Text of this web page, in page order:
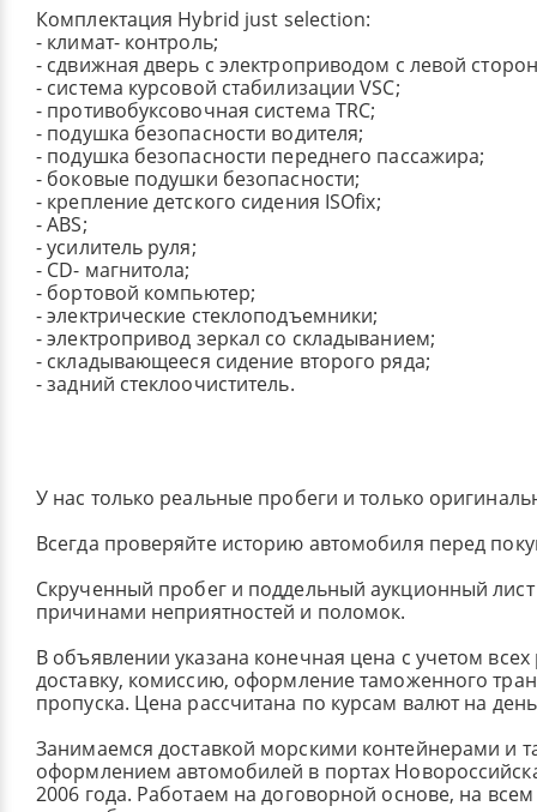
Комплектация Hybrid just selection:
- климат- контроль;
- сдвижная дверь с электроприводом с левой
- система курсовой стабилизации VSC;
- противобуксовочная система TRC;
- подушка безопасности водителя;
- подушка безопасности переднего пассажира;
- боковые подушки безопасности;
- крепление детского сидения ISOfix;
- ABS;
- усилитель руля;
- CD- магнитола;
- бортовой компьютер;
- электрические стеклоподъемники;
- электропривод зеркал со складыванием;
- складывающееся сидение второго ряда;
- задний стеклоочиститель.
У нас только реальные пробеги и только
Всегда проверяйте историю автомобиля перед
Скрученный пробег и поддельный аукционный лист
причинами неприятностей и поломок.
В объявлении указана конечная цена с учетом
доставку, комиссию, оформление таможенного
пропуска. Цена рассчитана по курсам валют на
Занимаемся доставкой морскими контейнерами и
оформлением автомобилей в портах
2006 года. Работаем на договорной основе, на